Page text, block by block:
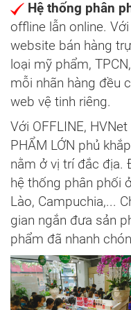
Hệ thống phân
offline lẫn online.
website bán hàng
loại mỹ phẩm,
mỗi nhãn hàng đều
web vệ tinh riêng.
Với OFFLINE,
PHẨM LỚN phủ
nằm ở vị trí đắc địa.
hệ thống phân phối
Lào, Campuchia,...
gian ngắn đưa sản
phẩm đã nhanh